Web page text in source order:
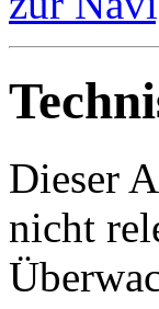
Dieser
nicht